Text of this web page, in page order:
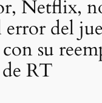
Netflix,
error del
su
RT